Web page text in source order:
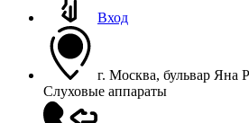
Вход
г. Москва, бульвар Яна
Слуховые аппараты